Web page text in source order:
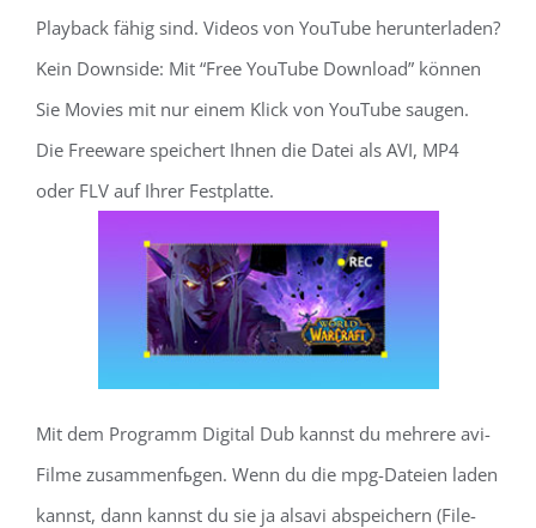
Playback fähig sind. Videos von YouTube herunterladen?
Kein Downside: Mit “Free YouTube Download” können
Sie Movies mit nur einem Klick von YouTube saugen.
Die Freeware speichert Ihnen die Datei als AVI, MP4
oder FLV auf Ihrer Festplatte.
Mit dem Programm Digital Dub kannst du mehrere avi-
Filme zusammenfьgen. Wenn du die mpg-Dateien laden
kannst, dann kannst du sie ja alsavi abspeichern (File-